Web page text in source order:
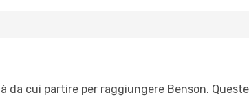
da cui partire per raggiungere Benson.